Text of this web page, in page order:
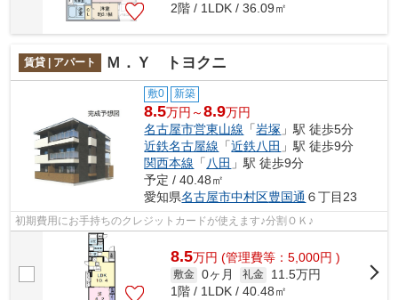
2階 / 1LDK / 36.09㎡
賃貸 | アパート Ｍ．Ｙ トヨクニ
敷0 新築
8.5万円～8.9万円
名古屋市営東山線 「岩塚 」駅 徒歩5分
近鉄名古屋線 「近鉄八田 」駅 徒歩9分
関西本線 「 八田 」駅 徒歩9分
予定 / 40.48㎡
愛知県名古屋市中村区豊国通 ６丁目23
初期費用にお手持ちのクレジットカードが使えます♪分割ＯＫ♪
8.5万円 (管理費等：5,000円 )
敷金 0ヶ月 礼金
11.5万円
1階 / 1LDK / 40.48㎡